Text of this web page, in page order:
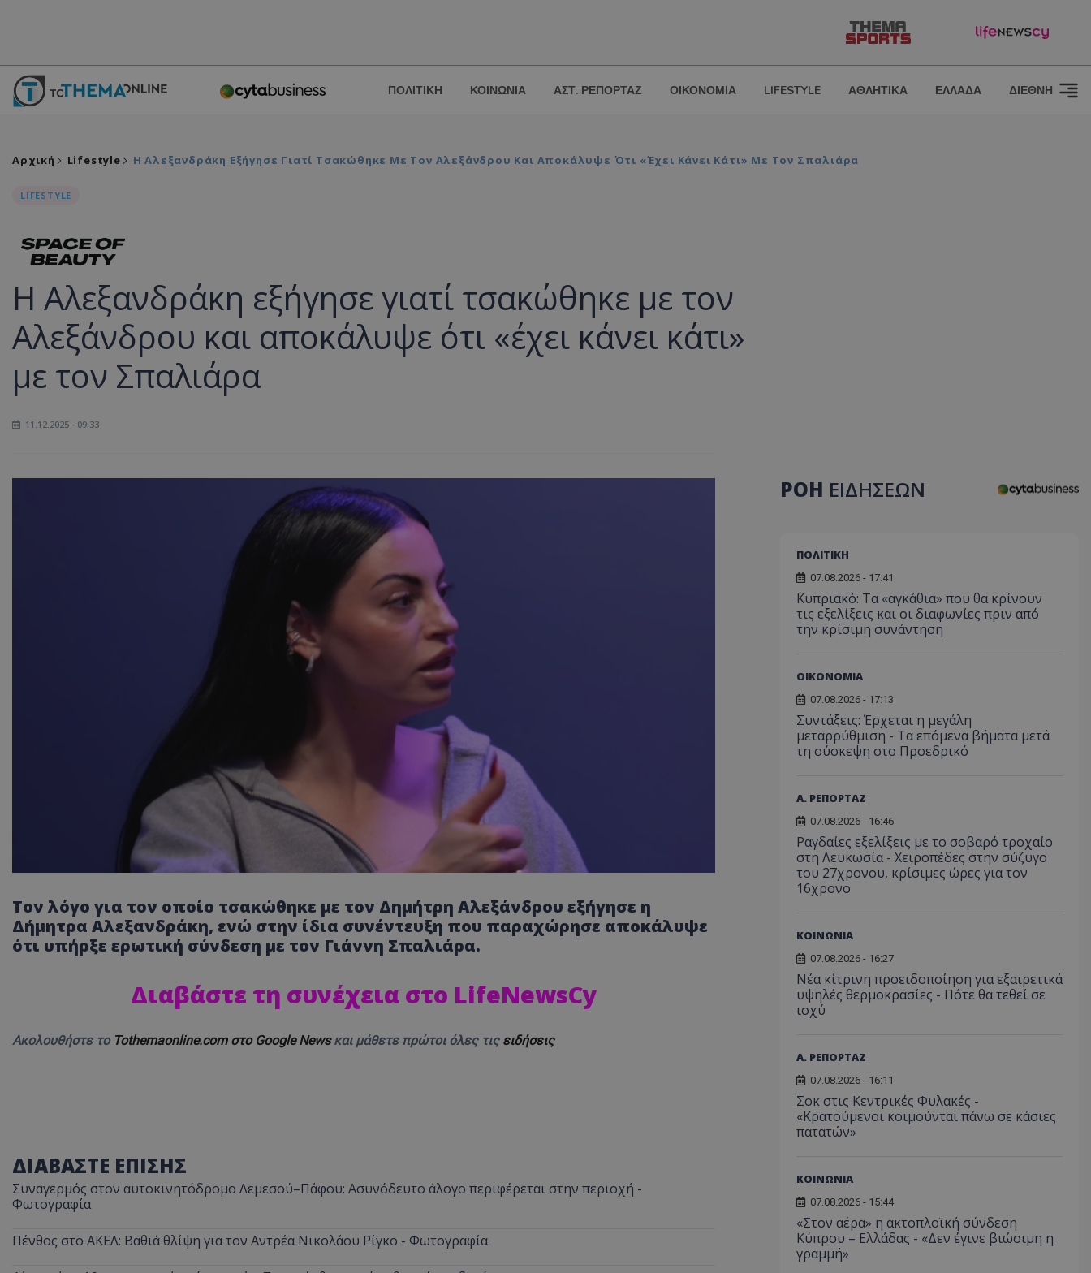
ΠΟΛΙΤΙΚΗ ΚΟΙΝΩΝΙΑ ΑΣΤ. ΡΕΠΟΡΤΑΖ ΟΙΚΟΝΟΜΙΑ LIFESTYLE ΑΘΛΗΤΙΚΑ ΕΛΛΑΔΑ ΔΙΕΘΝΗ
Αρχική Lifestyle Η Αλεξανδράκη Εξήγησε Γιατί Τσακώθηκε Με Τον Αλεξάνδρου Και Αποκάλυψε Ότι «έχει Κάνει Κάτι» Με Τον Σπαλιάρα
LIFESTYLE
Η Αλεξανδράκη εξήγησε γιατί τσακώθηκε με τον
Αλεξάνδρου και αποκάλυψε ότι «έχει κάνει κάτι»
με τον Σπαλιάρα
11.12.2025 - 09:33
Τον λόγο για τον οποίο τσακώθηκε με τον Δημήτρη Αλεξάνδρου εξήγησε η
Δήμητρα Αλεξανδράκη, ενώ στην ίδια συνέντευξη που παραχώρησε αποκάλυψε
ότι υπήρξε ερωτική σύνδεση με τον Γιάννη Σπαλιάρα.
Διαβάστε τη συνέχεια στο LifeNewsCy
Ακολουθήστε το Tothemaonline.com στο Google Newsκαι μάθετε πρώτοι όλες τις ειδήσεις
ΔΙΑΒΑΣΤΕ ΕΠΙΣΗΣ
Συναγερμός στον αυτοκινητόδρομο Λεμεσού–Πάφου: Ασυνόδευτο άλογο περιφέρεται στην περιοχή -
Φωτογραφία
Πένθος στο ΑΚΕΛ: Βαθιά θλίψη για τον Αντρέα Νικολάου Ρίγκο - Φωτογραφία
ΡΟΗ ΕΙΔΗΣΕΩΝ
ΠΟΛΙΤΙΚΗ
07.08.2026 - 17:41
Κυπριακό: Τα «αγκάθια» που θα κρίνουν
τις εξελίξεις και οι διαφωνίες πριν από
την κρίσιμη συνάντηση
ΟΙΚΟΝΟΜΙΑ
07.08.2026 - 17:13
Συντάξεις: Έρχεται η μεγάλη
μεταρρύθμιση - Τα επόμενα βήματα μετά
τη σύσκεψη στο Προεδρικό
Α. ΡΕΠΟΡΤΑΖ
07.08.2026 - 16:46
Ραγδαίες εξελίξεις με το σοβαρό τροχαίο
στη Λευκωσία - Χειροπέδες στην σύζυγο
του 27χρονου, κρίσιμες ώρες για τον
16χρονο
ΚΟΙΝΩΝΙΑ
07.08.2026 - 16:27
Νέα κίτρινη προειδοποίηση για εξαιρετικά
υψηλές θερμοκρασίες - Πότε θα τεθεί σε
ισχύ
Α. ΡΕΠΟΡΤΑΖ
07.08.2026 - 16:11
Σοκ στις Κεντρικές Φυλακές -
«Κρατούμενοι κοιμούνται πάνω σε κάσιες
πατατών»
ΚΟΙΝΩΝΙΑ
07.08.2026 - 15:44
«Στον αέρα» η ακτοπλοϊκή σύνδεση
Κύπρου – Ελλάδας - «Δεν έγινε βιώσιμη η
γραμμή»